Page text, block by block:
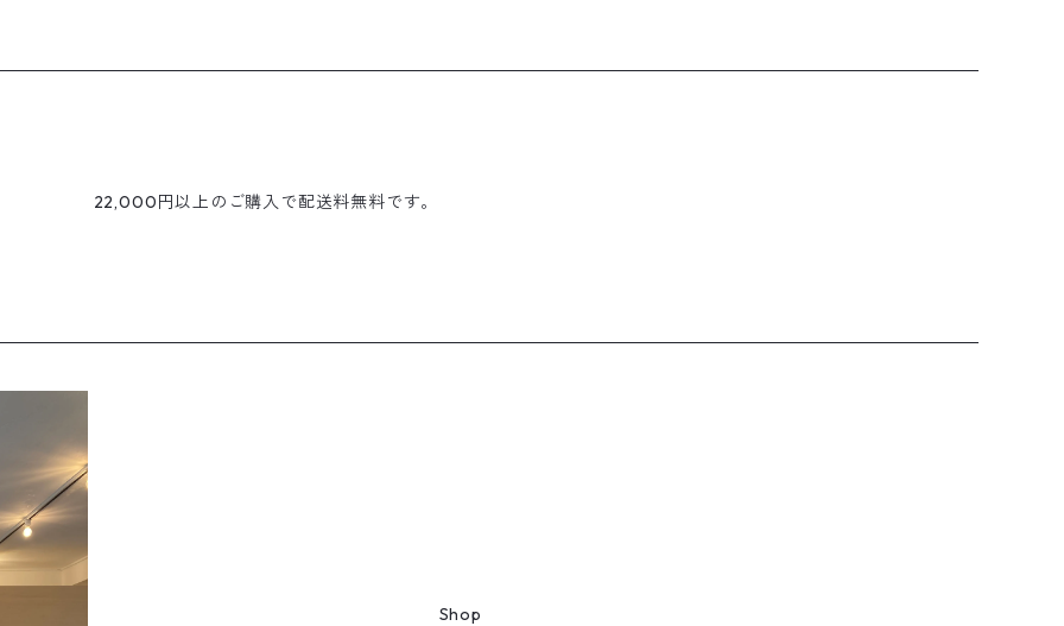
22,000円以上のご購入で配送料無料です。
Shop